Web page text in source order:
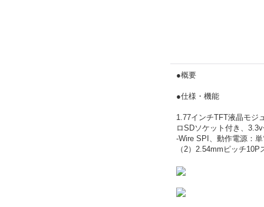
●概要
●仕様・機能
1.77インチTFT液晶モジ
ロSDソケット付き、
-Wire SPI、動作電源：
（2）2.54mmピッチ